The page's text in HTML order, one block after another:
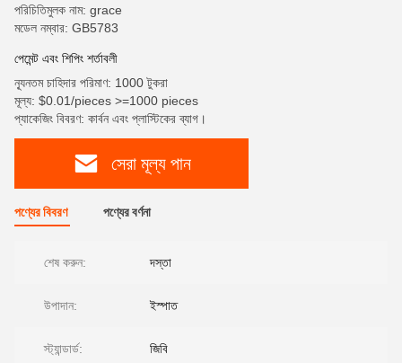
পরিচিতিমুলক নাম: grace
মডেল নম্বার: GB5783
পেমেন্ট এবং শিপিং শর্তাবলী
ন্যূনতম চাহিদার পরিমাণ: 1000 টুকরা
মূল্য: $0.01/pieces >=1000 pieces
প্যাকেজিং বিবরণ: কার্বন এবং প্লাস্টিকের ব্যাগ।
সেরা মূল্য পান
পণ্যের বিবরণ পণ্যের বর্ণনা
শেষ করুন: দস্তা
উপাদান: ইস্পাত
স্ট্যান্ডার্ড: জিবি